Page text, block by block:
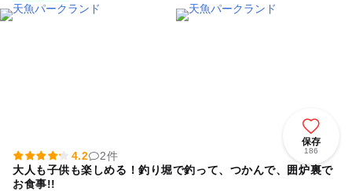
保存
186
4.2
2件
大人も子供も楽しめる！釣り堀で釣って、つかんで、囲炉裏で
お食事!!